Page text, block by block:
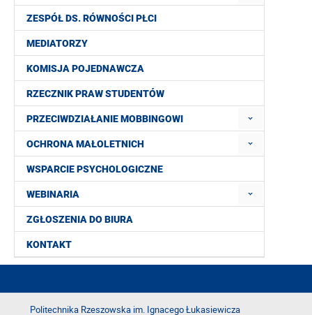
ZESPÓŁ DS. RÓWNOŚCI PŁCI
MEDIATORZY
KOMISJA POJEDNAWCZA
RZECZNIK PRAW STUDENTÓW
PRZECIWDZIAŁANIE MOBBINGOWI
OCHRONA MAŁOLETNICH
WSPARCIE PSYCHOLOGICZNE
WEBINARIA
ZGŁOSZENIA DO BIURA
KONTAKT
Politechnika Rzeszowska im. Ignacego Łukasiewicza